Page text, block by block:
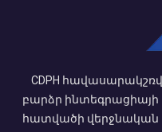
CDPH
բարձր ինտեգրացիայի
հատվածի վերջնական